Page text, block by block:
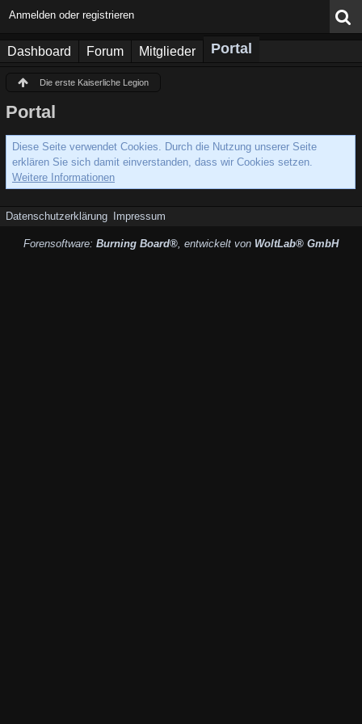
Anmelden oder registrieren
Dashboard Forum Mitglieder Portal
Die erste Kaiserliche Legion
Portal
Diese Seite verwendet Cookies. Durch die Nutzung unserer Seite
erklären Sie sich damit einverstanden, dass wir Cookies setzen.
Weitere Informationen
Datenschutzerklärung Impressum
Forensoftware: Burning Board®, entwickelt von WoltLab® GmbH